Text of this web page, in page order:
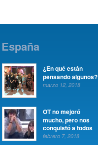
España
¿En qué están
pensando algunos?
marzo 12, 2018
OT no mejoró
mucho, pero nos
conquistó a todos
febrero 7, 2018